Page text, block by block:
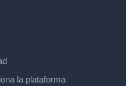
la plataforma